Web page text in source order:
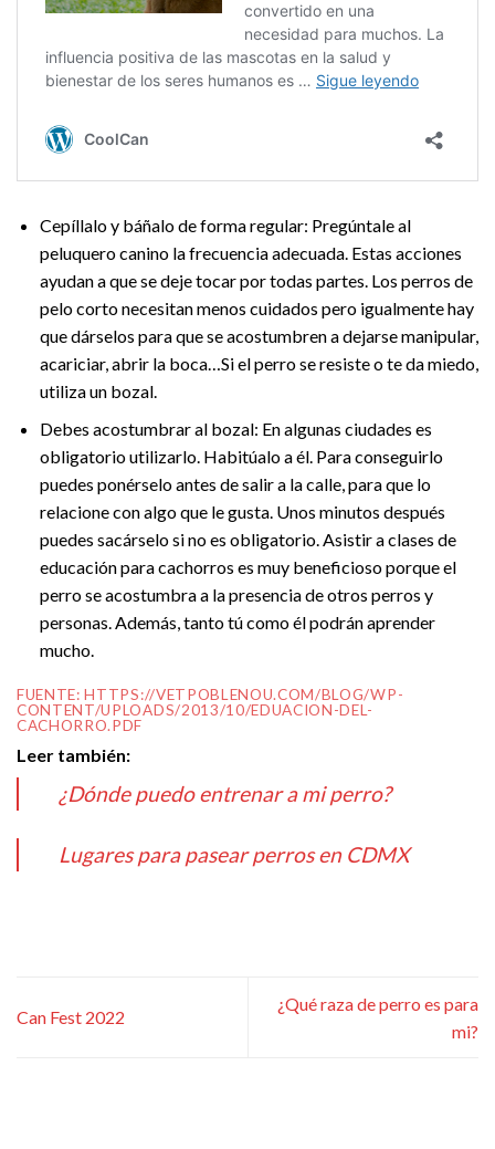
Cepíllalo y báñalo de forma regular: Pregúntale al
peluquero canino la frecuencia adecuada. Estas acciones
ayudan a que se deje tocar por todas partes. Los perros de
pelo corto necesitan menos cuidados pero igualmente hay
que dárselos para que se acostumbren a dejarse manipular,
acariciar, abrir la boca…Si el perro se resiste o te da miedo,
utiliza un bozal.
Debes acostumbrar al bozal: En algunas ciudades es
obligatorio utilizarlo. Habitúalo a él. Para conseguirlo
puedes ponérselo antes de salir a la calle, para que lo
relacione con algo que le gusta. Unos minutos después
puedes sacárselo si no es obligatorio. Asistir a clases de
educación para cachorros es muy beneficioso porque el
perro se acostumbra a la presencia de otros perros y
personas. Además, tanto tú como él podrán aprender
mucho.
FUENTE:HTTPS://VETPOBLENOU.COM/BLOG/WP-
CONTENT/UPLOADS/2013/10/EDUACION-DEL-
CACHORRO.PDF
Leer también:
¿Dónde puedo entrenar a mi perro?
Lugares para pasear perros en CDMX
Can Fest 2022
¿Qué raza de perro es para
mi?